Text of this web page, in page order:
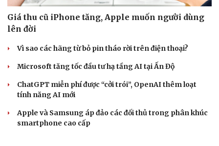
Giá thu cũ iPhone tăng, Apple muốn người dùng
lên đời
Vì sao các hãng từ bỏ pin tháo rời trên điện thoại?
Microsoft tăng tốc đầu tư hạ tầng AI tại Ấn Độ
ChatGPT miễn phí được “cởi trói”, OpenAI thêm loạt
tính năng AI mới
Apple và Samsung áp đảo các đối thủ trong phân khúc
smartphone cao cấp